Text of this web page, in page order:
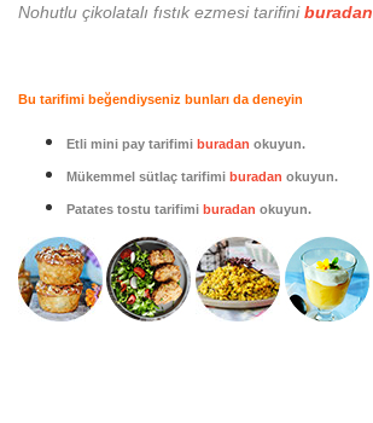
Nohutlu çikolatalı fıstık ezmesi tarifiniburadan
Bu tarifimi beğendiyseniz bunları da deneyin
Etli mini pay tarifimi buradan okuyun.
Mükemmel sütlaç tarifimi buradan okuyun.
Patates tostu tarifimi buradan okuyun.